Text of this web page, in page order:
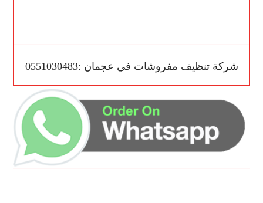
شركة تنظيف مفروشات في عجمان :0551030483